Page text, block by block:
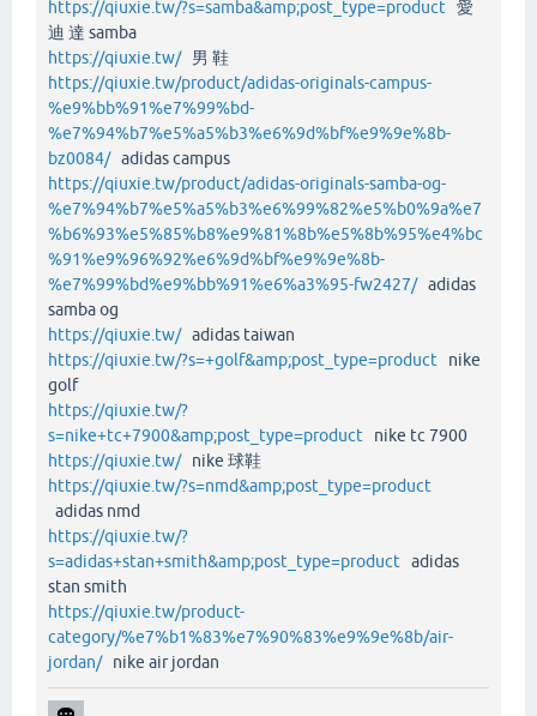
https://qiuxie.tw/?s=samba&amp;post_type=product 愛
迪 達 samba
https://qiuxie.tw/男 鞋
https://qiuxie.tw/product/adidas-originals-campus-
%e9%bb%91%e7%99%bd-
%e7%94%b7%e5%a5%b3%e6%9d%bf%e9%9e%8b-
bz0084/adidas campus
https://qiuxie.tw/product/adidas-originals-samba-og-
%e7%94%b7%e5%a5%b3%e6%99%82%e5%b0%9a%e7
%b6%93%e5%85%b8%e9%81%8b%e5%8b%95%e4%bc
%91%e9%96%92%e6%9d%bf%e9%9e%8b-
%e7%99%bd%e9%bb%91%e6%a3%95-fw2427/adidas
samba og
https://qiuxie.tw/adidas taiwan
https://qiuxie.tw/?s=+golf&amp;post_type=product nike
golf
https://qiuxie.tw/?
s=nike+tc+7900&amp;post_type=product nike tc 7900
https://qiuxie.tw/nike 球鞋
https://qiuxie.tw/?s=nmd&amp;post_type=product
adidas nmd
https://qiuxie.tw/?
s=adidas+stan+smith&amp;post_type=product adidas
stan smith
https://qiuxie.tw/product-
category/%e7%b1%83%e7%90%83%e9%9e%8b/air-
jordan/nike air jordan